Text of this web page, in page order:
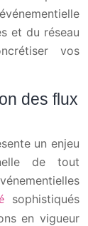
et du réseau
vos
des flux
un enjeu
de tout
sophistiqués
en vigueur